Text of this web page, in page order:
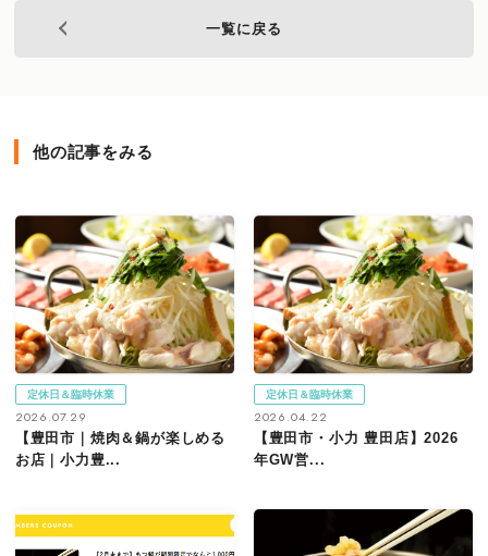
一覧に戻る
他の記事をみる
定休日＆臨時休業
2026.07.29
【豊田市｜焼肉＆鍋が楽しめる
お店｜小力豊...
定休日＆臨時休業
2026.04.22
【豊田市・小力 豊田店】2026
年GW営...